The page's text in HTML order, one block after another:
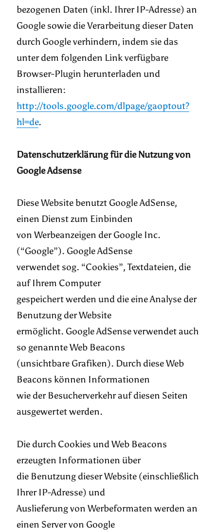
bezogenen Daten (inkl. Ihrer IP-Adresse) an
Google sowie die Verarbeitung dieser Daten
durch Google verhindern, indem sie das
unter dem folgenden Link verfügbare
Browser-Plugin herunterladen und
installieren:
http://tools.google.com/dlpage/gaoptout?
hl=de.
Datenschutzerklärung für die Nutzung von
Google Adsense
Diese Website benutzt Google AdSense,
einen Dienst zum Einbinden
von Werbeanzeigen der Google Inc.
(“Google”). Google AdSense
verwendet sog. “Cookies”, Textdateien, die
auf Ihrem Computer
gespeichert werden und die eine Analyse der
Benutzung der Website
ermöglicht. Google AdSense verwendet auch
so genannte Web Beacons
(unsichtbare Grafiken). Durch diese Web
Beacons können Informationen
wie der Besucherverkehr auf diesen Seiten
ausgewertet werden.
Die durch Cookies und Web Beacons
erzeugten Informationen über
die Benutzung dieser Website (einschließlich
Ihrer IP-Adresse) und
Auslieferung von Werbeformaten werden an
einen Server von Google